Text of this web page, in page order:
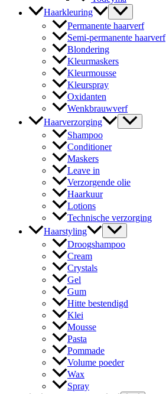
Haarkleuring
Permanente haarverf
Semi-permanente haarverf
Blondering
Kleurmaskers
Kleurmousse
Kleurspray
Oxidanten
Wenkbrauwverf
Haarverzorging
Shampoo
Conditioner
Maskers
Leave in
Verzorgende olie
Haarkuur
Lotions
Technische verzorging
Haarstyling
Droogshampoo
Cream
Crystals
Gel
Gum
Hitte bestendigd
Klei
Mousse
Pasta
Pommade
Volume poeder
Wax
Spray